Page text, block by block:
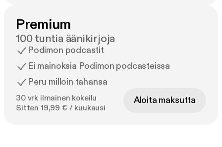
Premium
100 tuntia äänikirjoja
Podimon podcastit
Ei mainoksia Podimon podcasteissa
Peru milloin tahansa
30 vrk ilmainen kokeilu
Sitten 19,99 € / kuukausi
Aloita maksutta